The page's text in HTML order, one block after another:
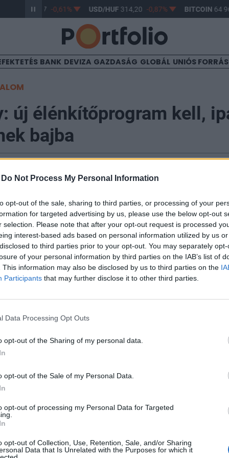
Do Not Process My Personal Information
opt-out of the sale, sharing to third parties, or processing of your
for targeted advertising by us, please use the below opt-out
selection. Please note that after your opt-out request is processed
interest-based ads based on personal information utilized by us
to third parties prior to your opt-out. You may separately
of your personal information by third parties on the IAB’s list of
This information may also be disclosed by us to third parties on the
Participants that may further disclose it to other third parties.
Data Processing Opt Outs
opt-out of the Sharing of my personal data.
opt-out of the Sale of my Personal Data.
opt-out of processing my Personal Data for Targeted
opt-out of Collection, Use, Retention, Sale, and/or Sharing
Data that Is Unrelated with the Purposes for which it
363,17 -0,61% USD/HUF 314,20 -0,87% BITCOIN64
BANK DEVIZA GAZDASÁG GLOBÁL UNIÓS
új élénkítőprogram kell,
bajba
kellene sugallnom, azonban most sok
el Matolcsy György, a Magyar Nemzeti Bank (MNB)
Nyíregyházán. "Veszélyes vizeken is élen
hangsúlyozta: aki nem látja a klímaváltozást, az
klíma is változik, Magyarország hét évig jól
volt, de nagy kérdés, hogy ez elég lesz-e a következő
jelentkezés Az a feladatunk, hogy veszélyes vizeken is élen
Magyarországnak azonban ez 2013 óta sikerült. "Ha
portfolio.hu hírarchívumához tartozik, melynek olvasása
tartalmazza:
elmúlt 2 év napon belüli